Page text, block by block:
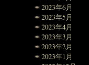
2023年6月
2023年5月
2023年4月
2023年3月
2023年2月
2023年1月